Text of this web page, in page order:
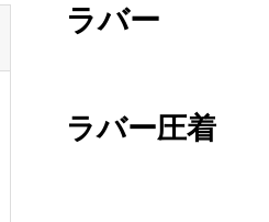
ラバー
ラバー圧着